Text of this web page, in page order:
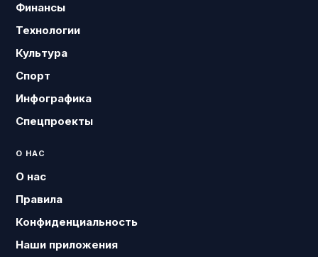
Финансы
Технологии
Культура
Спорт
Инфографика
Спецпроекты
О НАС
О нас
Правила
Конфиденциальность
Наши приложения